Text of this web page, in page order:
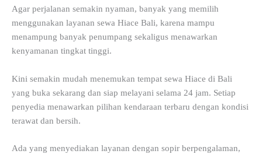
Agar perjalanan semakin nyaman, banyak yang memilih
menggunakan layanan sewa Hiace Bali, karena mampu
menampung banyak penumpang sekaligus menawarkan
kenyamanan tingkat tinggi.
Kini semakin mudah menemukan tempat sewa Hiace di Bali
yang buka sekarang dan siap melayani selama 24 jam. Setiap
penyedia menawarkan pilihan kendaraan terbaru dengan kondisi
terawat dan bersih.
Ada yang menyediakan layanan dengan sopir berpengalaman,